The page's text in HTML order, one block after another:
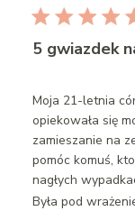
5 gwiazdek
Moja 21-letnia
opiekowała się
zamieszanie na
pomóc komuś,
nagłych
Była pod